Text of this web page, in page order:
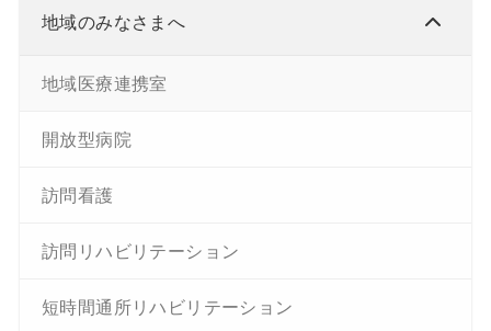
地域のみなさまへ
地域医療連携室
開放型病院
訪問看護
訪問リハビリテーション
短時間通所リハビリテーション